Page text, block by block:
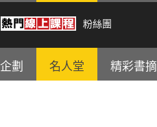
粉絲團
劃 名人堂 精彩書摘